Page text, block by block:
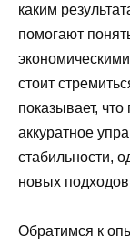
каким
помогают
стоит
показывает,
аккуратное
стабильности,
новых
Обратимся к